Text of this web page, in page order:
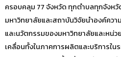
ครอบคลุม 77 จังหวัด ทุกตำบลทุกจังหวั
มหาวิทยาลัยและสถาบันวิจัยนำองค์ควา
และนวัตกรรมของมหาวิทยาลัยและหน่ว
เคลื่อนทั้งในภาคการผลิตและบริการใ